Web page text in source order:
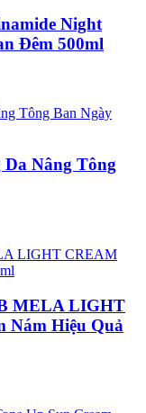
Night
Đêm 500ml
Da Nâng Tông
MELA LIGHT
Nám Hiệu Quả